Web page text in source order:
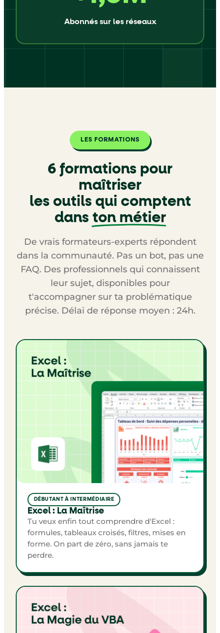
Abonnés sur les réseaux
LES FORMATIONS
6 formations pour
maîtriser
les outils qui comptent
dans ton métier
De vrais formateurs-experts répondent
dans la communauté. Pas un bot, pas une
FAQ. Des professionnels qui connaissent
leur sujet, disponibles pour
t'accompagner sur ta problématique
précise. Délai de réponse moyen : 24h.
DÉBUTANT À INTERMÉDIAIRE
Excel : La Maîtrise
Tu veux enfin tout comprendre d'Excel :
formules, tableaux croisés, filtres, mises en
forme. On part de zéro, sans jamais te
perdre.